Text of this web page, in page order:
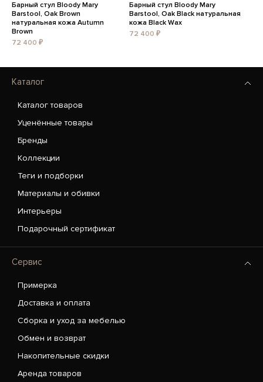
Барный стул Bloody Mary
Barstool, Oak Brown
натуральная кожа Autumn
Brown
72 400 ₽
Барный стул Bloody Mary
Barstool, Oak Black натуральная
кожа Black Wax
72 400 ₽
Каталог
Каталог товаров
Уценённые товары
Бренды
Коллекции
Теги и подборки
Материалы и обивки
Интерьеры
Подарочный сертификат
Сервис
Примерка
Доставка и оплата
Сборка и уход за мебелью
Обмен и возврат
Накопительные скидки
Аренда товаров